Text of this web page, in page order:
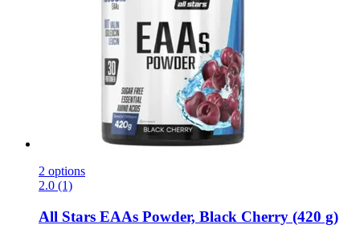
2 options
2.0 (1)
All Stars EAAs Powder, Black Cherry (420 g)